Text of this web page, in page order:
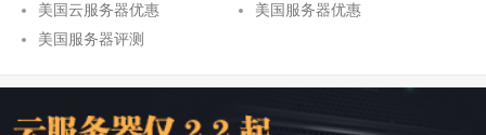
美国云服务器优惠
美国服务器优惠
美国服务器评测